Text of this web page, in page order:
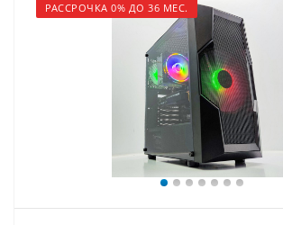
РАССРОЧКА 0% ДО 36 МЕС.